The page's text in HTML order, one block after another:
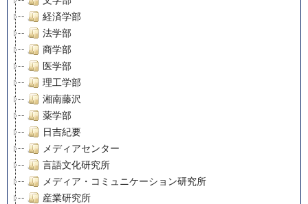
経済学部
法学部
商学部
医学部
理工学部
湘南藤沢
薬学部
日吉紀要
メディアセンター
言語文化研究所
メディア・コミュニケーション研究所
産業研究所